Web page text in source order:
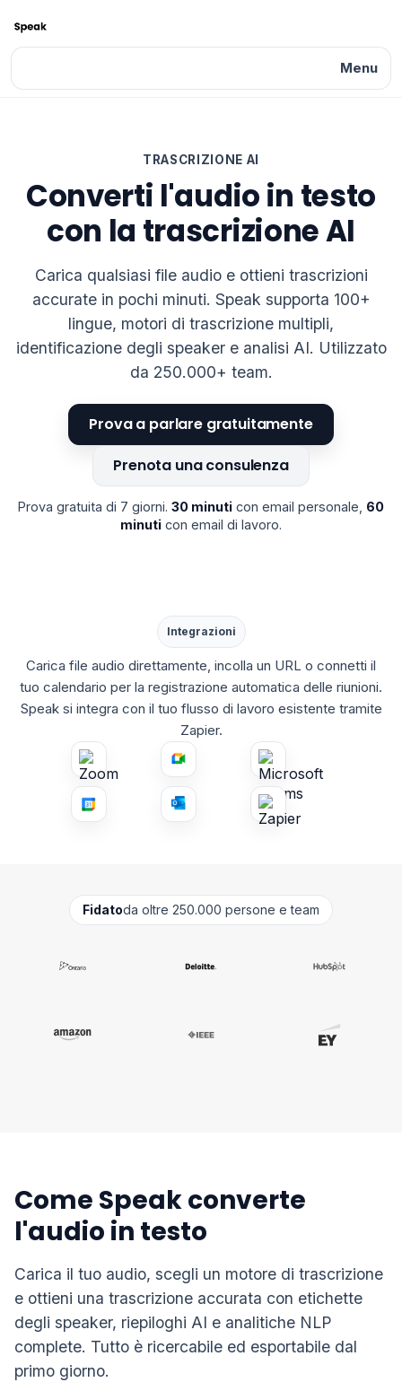
contenuto
Menu
TRASCRIZIONE AI
Converti l'audio in testo
con la trascrizione AI
Carica qualsiasi file audio e ottieni trascrizioni
accurate in pochi minuti. Speak supporta 100+
lingue, motori di trascrizione multipli,
identificazione degli speaker e analisi AI. Utilizzato
da 250.000+ team.
Prova a parlare gratuitamente
Prenota una consulenza
Prova gratuita di 7 giorni. 30 minuti con email personale, 60
minuti con email di lavoro.
Integrazioni
Carica file audio direttamente, incolla un URL o connetti il
tuo calendario per la registrazione automatica delle riunioni.
Speak si integra con il tuo flusso di lavoro esistente tramite
Zapier.
Fidatoda oltre 250.000 persone e team
Come Speak converte
l'audio in testo
Carica il tuo audio, scegli un motore di trascrizione
e ottieni una trascrizione accurata con etichette
degli speaker, riepiloghi AI e analitiche NLP
complete. Tutto è ricercabile ed esportabile dal
primo giorno.